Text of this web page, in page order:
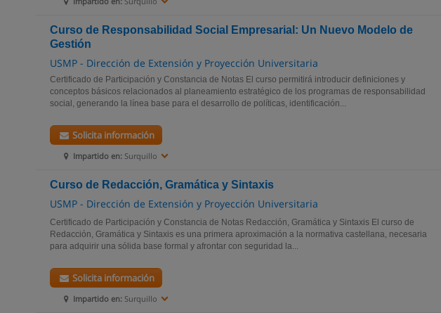
Curso de Responsabilidad Social Empresarial: Un Nuevo Modelo de
Gestión
USMP - Dirección de Extensión y Proyección Universitaria
Certificado de Participación y Constancia de Notas El curso permitirá introducir definiciones y
conceptos básicos relacionados al planeamiento estratégico de los programas de responsabilidad
social, generando la línea base para el desarrollo de políticas, identificación...
Impartido en: Surquillo
Solicita información
Curso de Redacción, Gramática y Sintaxis
USMP - Dirección de Extensión y Proyección Universitaria
Certificado de Participación y Constancia de Notas Redacción, Gramática y Sintaxis El curso de
Redacción, Gramática y Sintaxis es una primera aproximación a la normativa castellana, necesaria
para adquirir una sólida base formal y afrontar con seguridad la...
Impartido en: Surquillo
Solicita información